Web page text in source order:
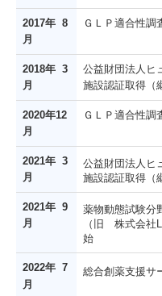
2017年 8
月
ＧＬＰ適合性調
2018年 3
月
公益財団法人ヒ
施設認証取得（
2020年12
月
ＧＬＰ適合性調
2021年 3
月
公益財団法人ヒ
施設認証取得（
2021年 9
月
薬物動態試験分
（旧 株式会社
始
2022年 7
月
総合創薬支援サ